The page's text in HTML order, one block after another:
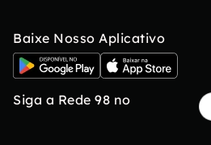
Baixe Nosso Aplicativo
Siga a Rede 98 no